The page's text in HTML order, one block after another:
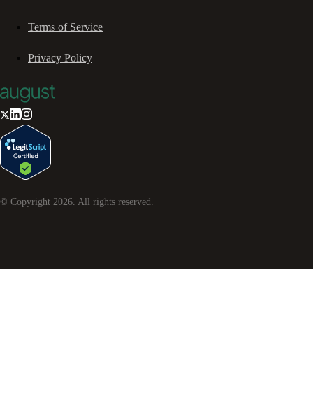
Terms of Service
Privacy Policy
© Copyright 2026. All rights reserved.